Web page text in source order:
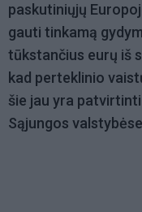
paskutiniųjų
gauti tinkamą
tūkstančius eurų iš
kad perteklinio
šie jau yra
Sąjungos